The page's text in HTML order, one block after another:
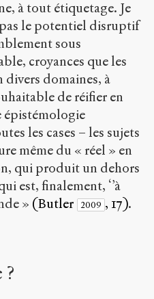
à tout étiquetage. Je
le potentiel disruptif
sous
croyances que les
domaines, à
de réifier en
épistémologie
les cases – les sujets
même du « réel » en
qui produit un dehors
est, finalement, ‘’à
» (Butler 2009 , 17).